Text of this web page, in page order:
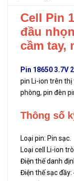
Cell Pin
đầu
cầm tay,
Pin 18650 3.7V
pin Li-ion trên
phòng, pin đèn
Thông số
Loại pin: Pin sạc.
Loại cell Li-ion
Điện thế danh
Điện thế sạc đầy: